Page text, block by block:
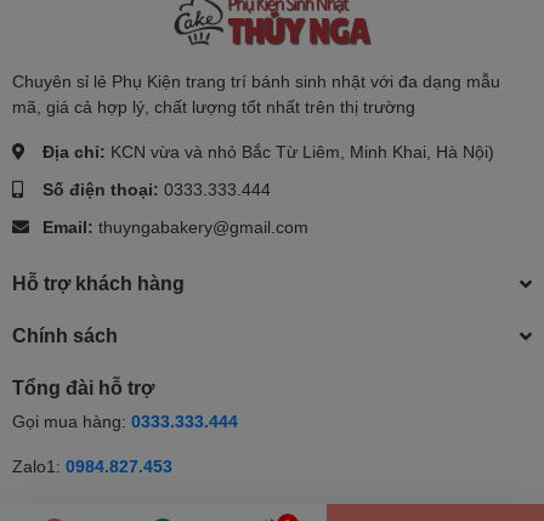
Chuyên sỉ lẻ Phụ Kiện trang trí bánh sinh nhật với đa dạng mẫu
mã, giá cả hợp lý, chất lượng tốt nhất trên thị trường
Địa chỉ: KCN vừa và nhỏ Bắc Từ Liêm, Minh Khai, Hà Nội)
Số điện thoại: 0333.333.444
Email: thuyngabakery@gmail.com
Hỗ trợ khách hàng
Chính sách
Tổng đài hỗ trợ
Gọi mua hàng: 0333.333.444
Zalo1: 0984.827.453